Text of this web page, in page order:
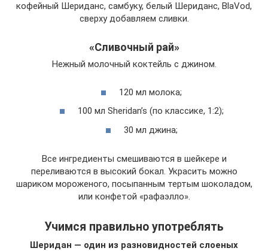
кофейный Шериданс, самбуку, белый Шериданс, BlaVod,
сверху добавляем сливки.
«Сливочный рай»
Нежный молочный коктейль с джином.
120 мл молока;
100 мл Sheridan’s (по классике, 1:2);
30 мл джина;
Все ингредиенты смешиваются в шейкере и
переливаются в высокий бокал. Украсить можно
шариком мороженого, посыпанным тертым шоколадом,
или конфетой «рафаэлло».
Учимся правильно употреблять
Шеридан — один из разновидностей слоеных